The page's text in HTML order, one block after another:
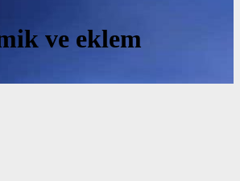
ve eklem